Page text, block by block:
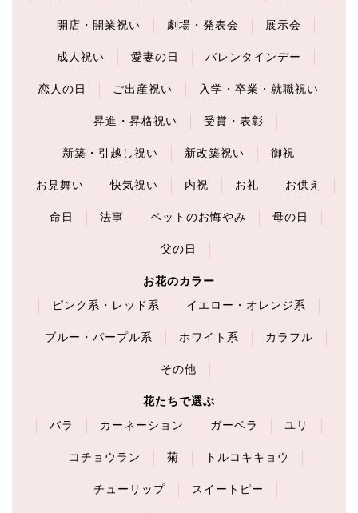
開店・開業祝い 劇場・発表会 展示会
成人祝い 愛妻の日 バレンタインデー
恋人の日 ご出産祝い 入学・卒業・就職祝い
昇進・昇格祝い 受賞・表彰
新築・引越し祝い 新改築祝い 御祝
お見舞い 快気祝い 内祝 お礼 お供え
命日 法事 ペットのお悔やみ 母の日
父の日
お花のカラー
ピンク系・レッド系
イエロー・オレンジ系
ブルー・パープル系 ホワイト系 カラフル
その他
花たちで選ぶ
バラ
カーネーション ガーベラ ユリ
コチョウラン 菊 トルコキキョウ
チューリップ スイートピー